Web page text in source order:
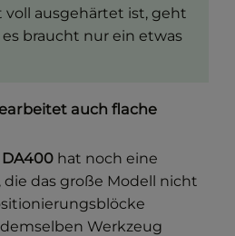
voll ausgehärtet ist, geht
braucht nur ein etwas
auch flache
DA400 hat noch eine
das große Modell nicht
Werkzeug